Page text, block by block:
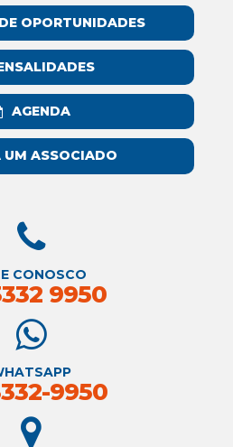
OPORTUNIDADES
AGENDA
UM ASSOCIADO
CONOSCO
9950
9950